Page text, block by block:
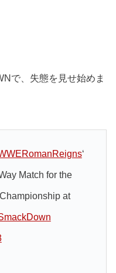
で、失態を見せ始めま
‘
Match for the
at